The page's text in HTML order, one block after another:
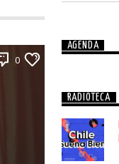
0
AGENDA
RADIOTECA